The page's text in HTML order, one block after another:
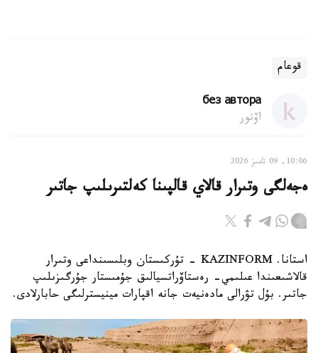
قوعام
без автора
اۆتور
10:06, 09 تامىز 2026
ەجەلگى وتىرار قالاي قالپىنا كەلتىرىلىپ جاتىر
استانا. KAZINFORM - تۇركىستان وبلىسىنداعى وتىرار
قالاشىعىندا عىلىمي- رەستاۆراتسيالىق جۇمىستار جۇرگىزىلىپ
جاتىر. بۇل تۋرالى مادەنيەت جانە اقپارات مينيسترلىگى حابارلادى.